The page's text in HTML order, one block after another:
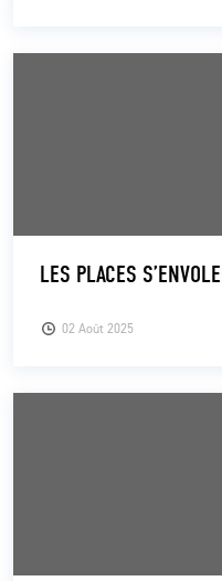
02 Août 2025
LES PLACES